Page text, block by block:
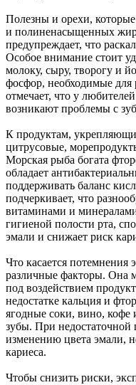
Полезны и орехи,
и полиненасыщенных
предупреждает, что
Особое внимание стоит
молоку, сыру, творогу и
фосфор, необходимые
отмечает, что у
возникают проблемы с
К продуктам,
цитрусовые,
Морская рыба богата
обладает
поддерживать баланс
подчеркивает, что
витаминами и
гигиеной полости рта,
эмали и снижает риск
Что касается потемнения
различные факторы. Она
под воздействием
недостатке кальция и
ягодные соки, вино, кофе
зубы. При недостаточной
изменению цвета эмали,
кариеса.
Чтобы снизить риски,